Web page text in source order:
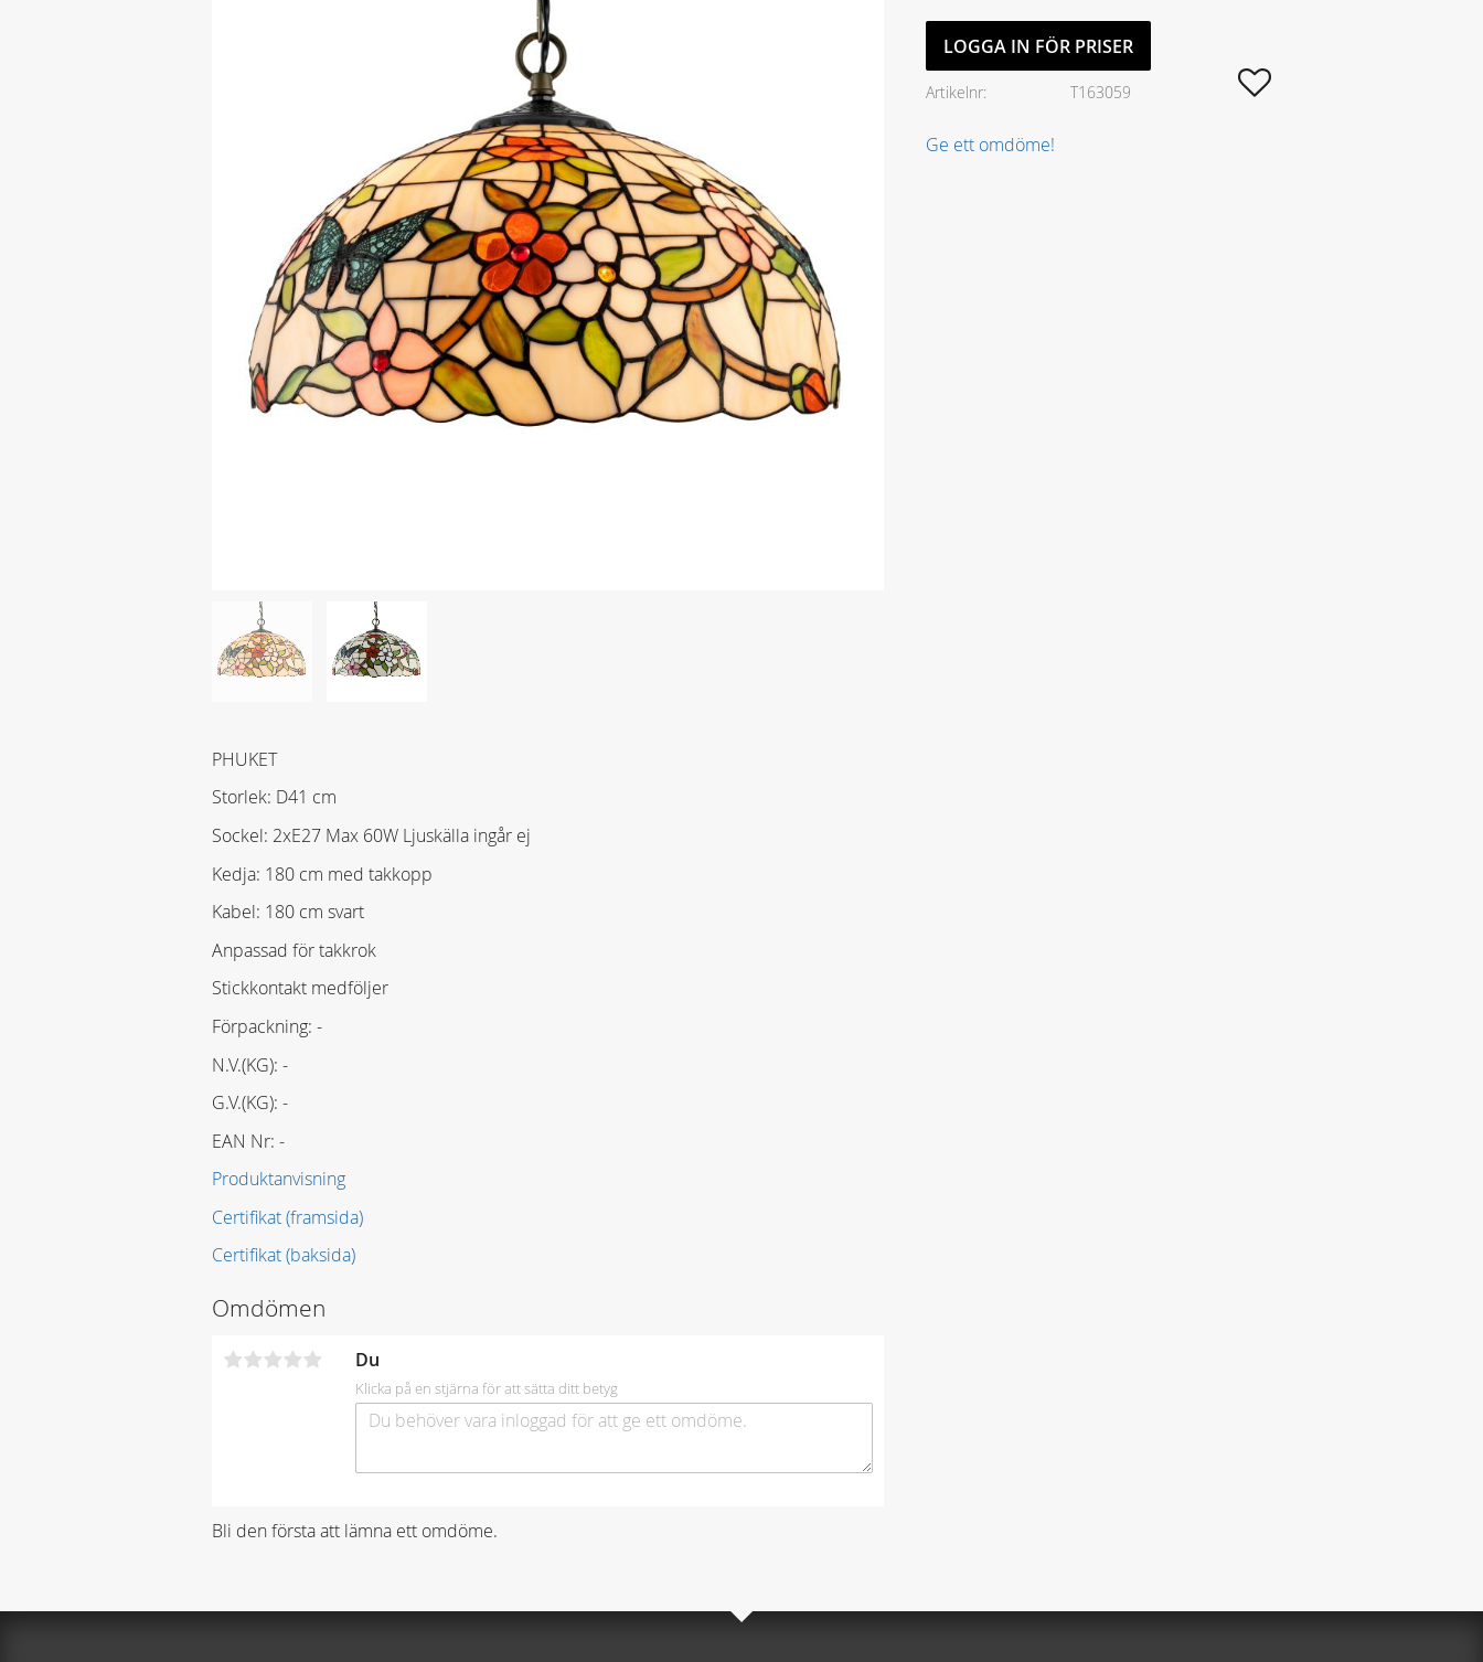
LOGGA IN FÖR PRISER
Lägg till i favoriter
Artikelnr T163059
Ge ett omdöme!
PHUKET
Storlek: D41 cm
Sockel: 2xE27 Max 60W Ljuskälla ingår ej
Kedja: 180 cm med takkopp
Kabel: 180 cm svart
Anpassad för takkrok
Stickkontakt medföljer
Förpackning: -
N.V.(KG): -
G.V.(KG): -
EAN Nr: -
Produktanvisning
Certifikat (framsida)
Certifikat (baksida)
Omdömen
Du
Klicka på en stjärna för att sätta ditt betyg
Bli den första att lämna ett omdöme.